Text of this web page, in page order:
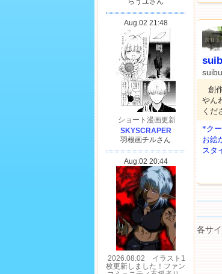
創
やん
くだ
*ク
お絵
スタ
各サ